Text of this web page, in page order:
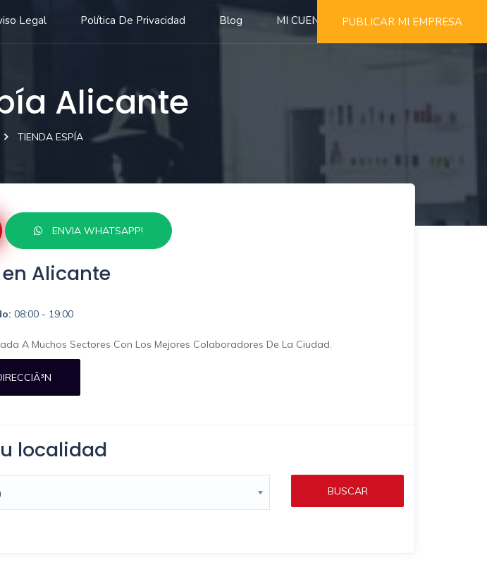
Legal Política De Privacidad Blog MI CUENTA PUBLICAR MI EMPRESA
Alicante
TIENDA ESPÍA
ENVIA WHATSAPP!
Alicante
08:00 - 19:00
A Muchos Sectores Con Los Mejores Colaboradores De La Ciudad.
localidad
BUSCAR